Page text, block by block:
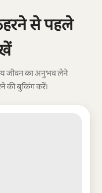
से पहले
जीवन का अनुभव लेने
की बुकिंग करें।